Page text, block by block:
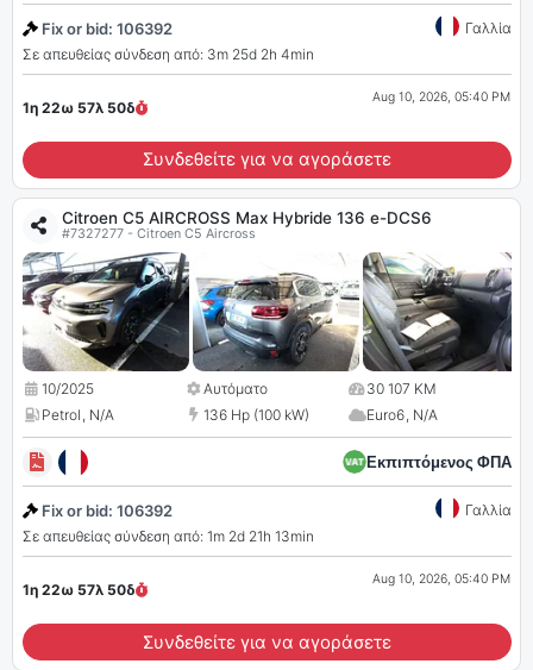
Fix or bid: 106392
Γαλλία
Σε απευθείας σύνδεση από: 3m 25d 2h 4min
1η 22ω 57λ 49δ
Aug 10, 2026, 05:40 PM
Συνδεθείτε για να αγοράσετε
Citroen C5 AIRCROSS Max Hybride 136 e-DCS6
#7327277 - Citroen C5 Aircross
10/2025 Αυτόματο
30 107 KM
Petrol, N/A 136 Hp (100 kW) Euro6, N/A
Εκπιπτόμενος ΦΠΑ
Fix or bid: 106392
Γαλλία
Σε απευθείας σύνδεση από: 1m 2d 21h 13min
1η 22ω 57λ 49δ
Aug 10, 2026, 05:40 PM
Συνδεθείτε για να αγοράσετε